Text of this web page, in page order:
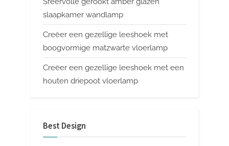
slaapkamer wandlamp
Creëer een gezellige leeshoek met
boogvormige matzwarte vloerlamp
Creëer een gezellige leeshoek met een
houten driepoot vloerlamp
Best Design